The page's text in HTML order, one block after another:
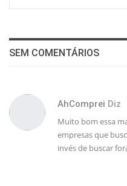
SEM COMENTÁRIOS
AhComprei Diz
Muito bom essa
empresas que
invés de buscar